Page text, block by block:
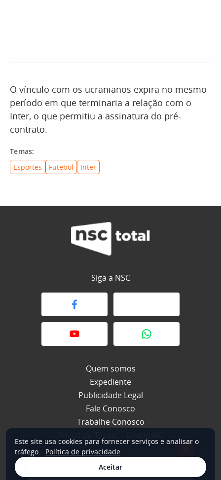
O vínculo com os ucranianos expira no mesmo
período em que terminaria a relação com o
Inter, o que permitiu a assinatura do pré-
contrato.
Temas:
Esportes
Futebol Inter
Siga a NSC
Quem somos
Expediente
Publicidade Legal
Fale Conosco
Trabalhe Conosco
© 2026 NSC Total. Todos os direitos reservados.
Este site usa cookies para fornecer serviços e analisar o
tráfego.
Política de privacidade
Aceitar